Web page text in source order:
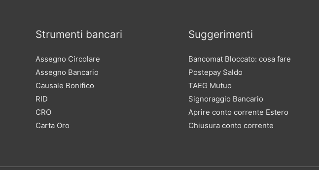
Strumenti bancari
Assegno Circolare
Assegno Bancario
Causale Bonifico
RID
CRO
Carta Oro
Suggerimenti
Bancomat Bloccato: cosa fare
Postepay Saldo
TAEG Mutuo
Signoraggio Bancario
Aprire conto corrente Estero
Chiusura conto corrente